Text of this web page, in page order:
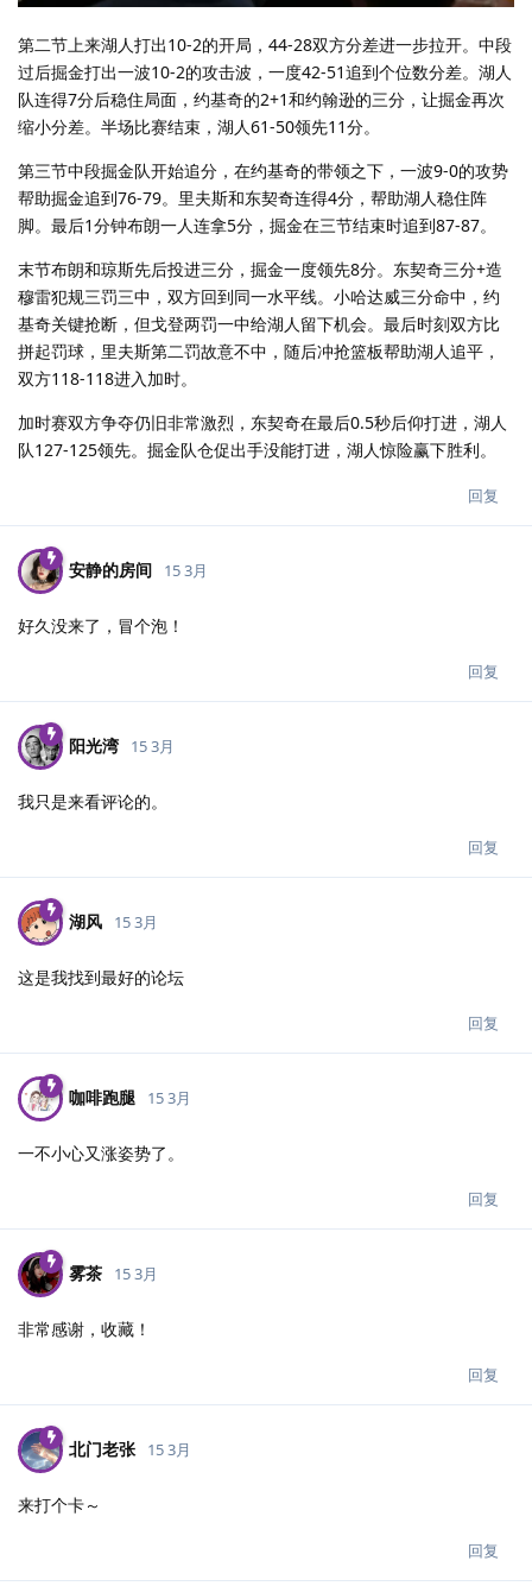
第二节上来湖人打出10-2的开局，44-28双方分差进一步拉开。中段
过后掘金打出一波10-2的攻击波，一度42-51追到个位数分差。湖人
队连得7分后稳住局面，约基奇的2+1和约翰逊的三分，让掘金再次
缩小分差。半场比赛结束，湖人61-50领先11分。
第三节中段掘金队开始追分，在约基奇的带领之下，一波9-0的攻势
帮助掘金追到76-79。里夫斯和东契奇连得4分，帮助湖人稳住阵
脚。最后1分钟布朗一人连拿5分，掘金在三节结束时追到87-87。
末节布朗和琼斯先后投进三分，掘金一度领先8分。东契奇三分+造
穆雷犯规三罚三中，双方回到同一水平线。小哈达威三分命中，约
基奇关键抢断，但戈登两罚一中给湖人留下机会。最后时刻双方比
拼起罚球，里夫斯第二罚故意不中，随后冲抢篮板帮助湖人追平，
双方118-118进入加时。
加时赛双方争夺仍旧非常激烈，东契奇在最后0.5秒后仰打进，湖人
队127-125领先。掘金队仓促出手没能打进，湖人惊险赢下胜利。
回复
安静的房间 15 3月
好久没来了，冒个泡！
回复
阳光湾 15 3月
我只是来看评论的。
回复
湖风 15 3月
这是我找到最好的论坛
回复
咖啡跑腿 15 3月
一不小心又涨姿势了。
回复
雾茶 15 3月
非常感谢，收藏！
回复
北门老张 15 3月
来打个卡～
回复